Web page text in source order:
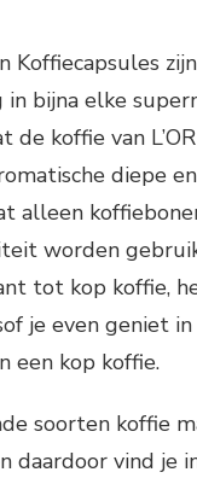
Koffiecapsules zijn
bijna elke
de koffie van
diepe
alleen
worden
tot kop koffie,
je even geniet
een kop koffie.
soorten koffie
daardoor vind je